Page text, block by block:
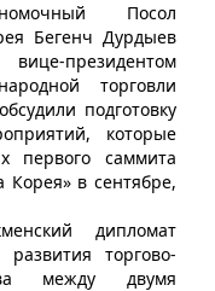
Посол
Бегенч Дурдыев
президентом
торговли
подготовку
которые
первого саммита
в сентябре,
дипломат
торгово-
между двумя